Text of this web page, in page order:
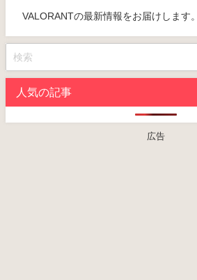
VALORANTの最新情報をお届けします。
人気の記事
広告